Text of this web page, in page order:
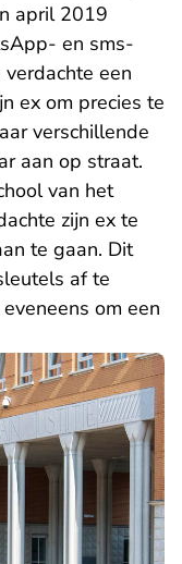
april 2019
en sms-
een
ex om precies te
verschillende
aan op straat.
van het
zijn ex te
te gaan. Dit
af te
om een